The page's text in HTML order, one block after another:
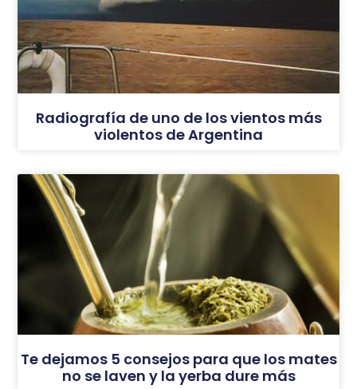
Radiografía de uno de los vientos más
violentos de Argentina
Te dejamos 5 consejos para que los mates
no se laven y la yerba dure más